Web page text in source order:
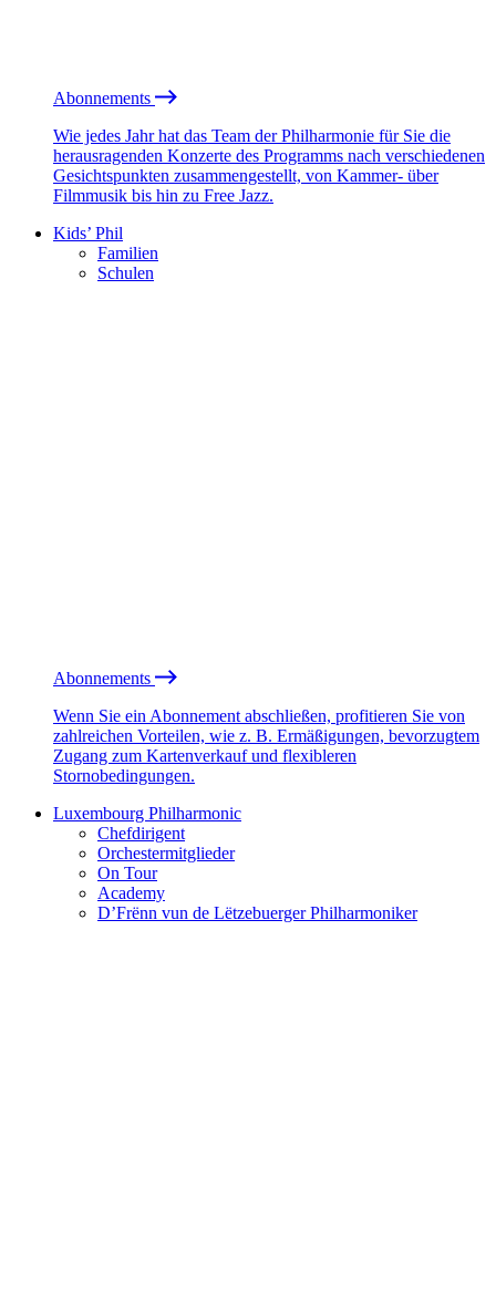
Abonnements
Wie jedes Jahr hat das Team der Philharmonie für Sie die
herausragenden Konzerte des Programms nach verschiedenen
Gesichtspunkten zusammengestellt, von Kammer- über
Filmmusik bis hin zu Free Jazz.
Kids’ Phil
Familien
Schulen
Abonnements
Wenn Sie ein Abonnement abschließen, profitieren Sie von
zahlreichen Vorteilen, wie z. B. Ermäßigungen, bevorzugtem
Zugang zum Kartenverkauf und flexibleren
Stornobedingungen.
Luxembourg Philharmonic
Chefdirigent
Orchestermitglieder
On Tour
Academy
D’Frënn vun de Lëtzebuerger Philharmoniker